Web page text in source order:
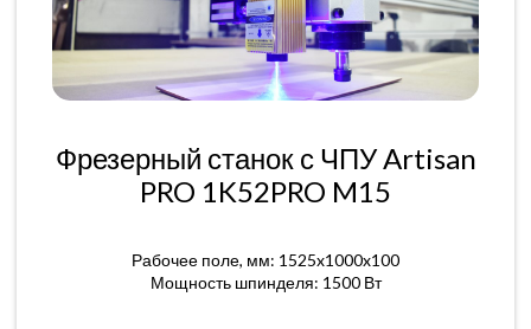
Фрезерный станок с ЧПУ Artisan
PRO 1K52PRO M15
Рабочее поле, мм: 1525x1000x100
Мощность шпинделя: 1500 Вт